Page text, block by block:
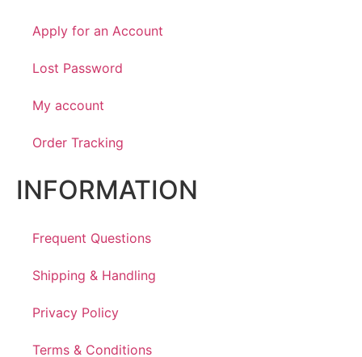
Apply for an Account
Lost Password
My account
Order Tracking
INFORMATION
Frequent Questions
Shipping & Handling
Privacy Policy
Terms & Conditions